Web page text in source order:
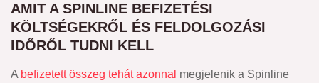
AMIT A SPINLINE BEFIZETÉSI
KÖLTSÉGEKRŐL ÉS FELDOLGOZÁSI
IDŐRŐL TUDNI KELL
A befizetett összeg tehát azonnal megjelenik a Spinline